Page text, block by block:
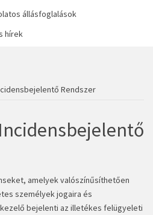
állásfoglalások
hírek
Rendszer
amelyek valószínűsíthetően
személyek jogaira és
bejelenti az illetékes felügyeleti